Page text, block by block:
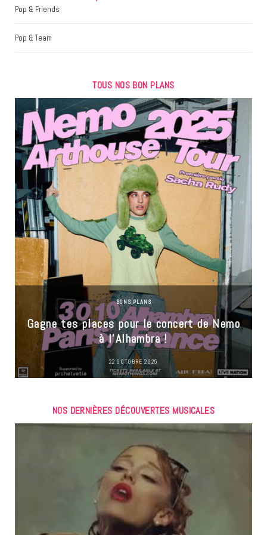
Pop & Friends
Pop & Team
TOUS NOS BON PLANS
BONS PLANS
Gagne tes places pour le concert de Nemo
à l’Alhambra !
22 OCTOBRE 2025
NOS DERNIÈRES DÉCOUVERTES MUSICALES